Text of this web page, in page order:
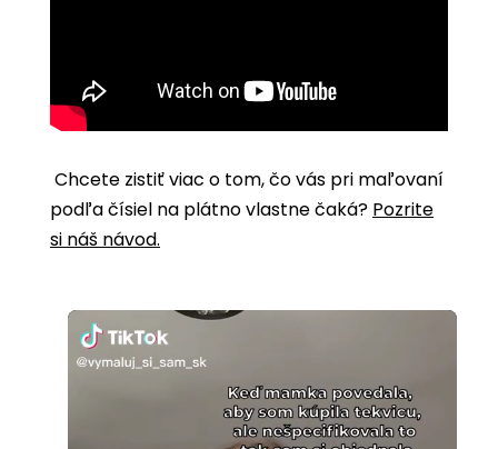
Chcete zistiť viac o tom, čo vás pri maľovaní
podľa čísiel na plátno vlastne čaká? Pozrite
si náš návod.